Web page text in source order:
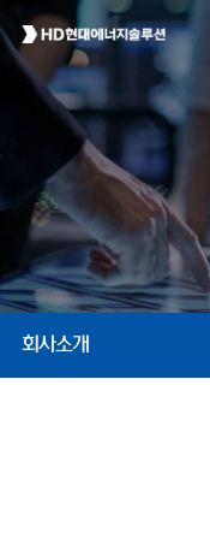
회사소개